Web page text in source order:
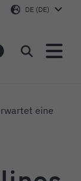
DE (DE)
Airport
Suchen
eine